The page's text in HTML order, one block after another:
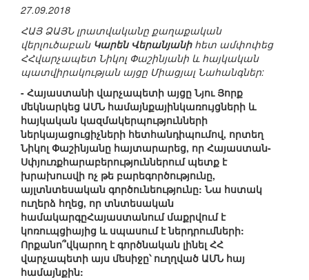
27.09.2018
ՀԱՅ ՁԱՅՆ լրատվականը քաղաքական
վերլուծաբան Կարեն Վերանյանիհետ ամփոփեց
ՀՀվարչապետ Նիկոլ Փաշինյանի և հայկական
պատվիրակության այցը Միացյալ Նահանգներ:
- Հայաստանի վարչապետի այցը Նյու Յորք
մեկնարկեց ԱՄՆ համայնքայինկառույցների և
հայկական կազմակերպությունների
ներկայացուցիչների հետհանդիպումով, որտեղ
Նիկոլ Փաշինյանը հայտարարեց, որ Հայաստան-
Սփյուռքհարաբերություններում պետք է
խրախուսվի ոչ թե բարեգործությունը,
այլտնտեսական գործունեությունը: Նա հստակ
ուղերձ հղեց, որ տնտեսական
համակարգըՀայաստանում մաքրվում է
կոռուպցիայից և սպասում է ներդրումների:
Որքանո՞վկարող է գործնական լինել ՀՀ
վարչապետի այս մեսիջը՝ ուղղված ԱՄՆ հայ
համայնքին: